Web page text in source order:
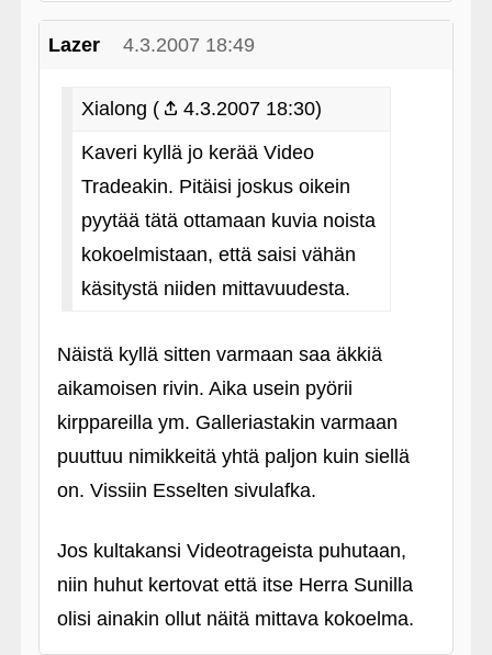
Lazer 4.3.2007 18:49
Xialong (
4.3.2007 18:30)
Kaveri kyllä jo kerää Video
Tradeakin. Pitäisi joskus oikein
pyytää tätä ottamaan kuvia noista
kokoelmistaan, että saisi vähän
käsitystä niiden mittavuudesta.
Näistä kyllä sitten varmaan saa äkkiä
aikamoisen rivin. Aika usein pyörii
kirppareilla ym. Galleriastakin varmaan
puuttuu nimikkeitä yhtä paljon kuin siellä
on. Vissiin Esselten sivulafka.
Jos kultakansi Videotrageista puhutaan,
niin huhut kertovat että itse Herra Sunilla
olisi ainakin ollut näitä mittava kokoelma.